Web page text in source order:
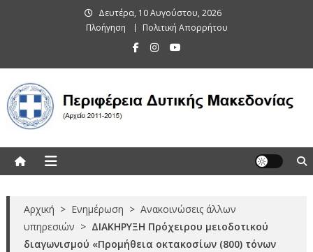
Δευτέρα, 10 Αυγούστου, 2026
Πλοήγηση
Πολιτική Απορρήτου
Αρχική > Ενημέρωση > Ανακοινώσεις άλλων
υπηρεσιών > ΔΙΑΚΗΡΥΞΗ Πρόχειρου μειοδοτικού
διαγωνισμού «Προμήθεια οκτακοσίων (800) τόνων